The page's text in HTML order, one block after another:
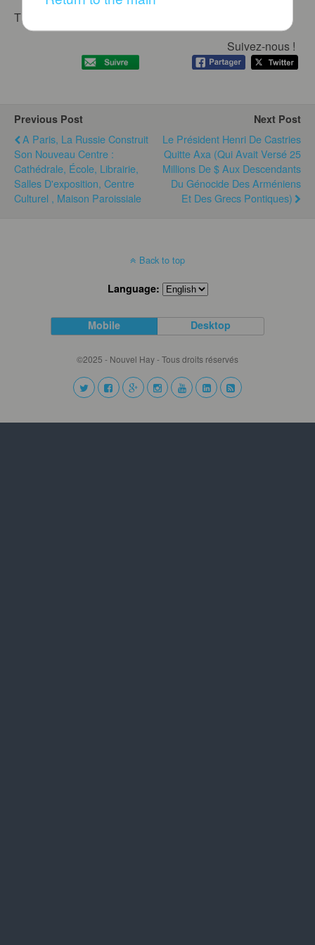
This content is password protected.
Suivez-nous !
Previous Post
A Paris, La Russie Construit
Son Nouveau Centre :
Cathédrale, École, Librairie,
Salles D'exposition, Centre
Culturel , Maison Paroissiale
Next Post
Le Président Henri De Castries
Quitte Axa (qui Avait Versé 25
Millions De $ Aux Descendants
Du Génocide Des Arméniens
Et Des Grecs Pontiques)
Back to top
Language:
Mobile Desktop
©2025 - Nouvel Hay - Tous droits réservés